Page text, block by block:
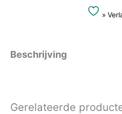
»
Beschrijving
Gerelateerde